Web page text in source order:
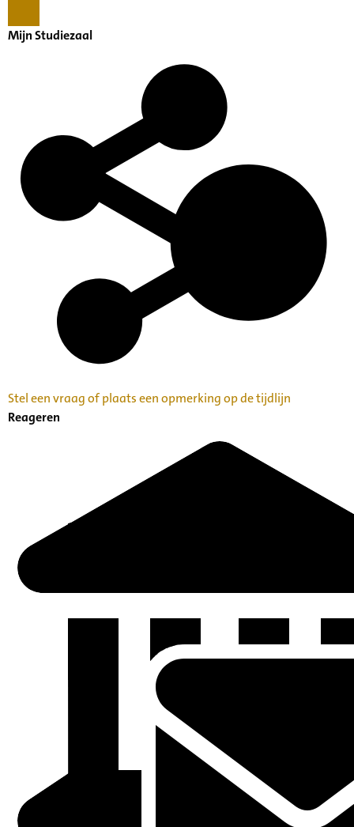
Mijn Studiezaal
Stel een vraag of plaats een opmerking op de tijdlijn
Reageren